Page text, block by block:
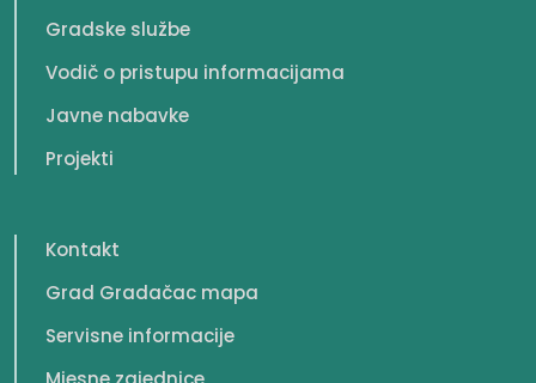
Gradske službe
Vodič o pristupu informacijama
Javne nabavke
Projekti
Kontakt
Grad Gradačac mapa
Servisne informacije